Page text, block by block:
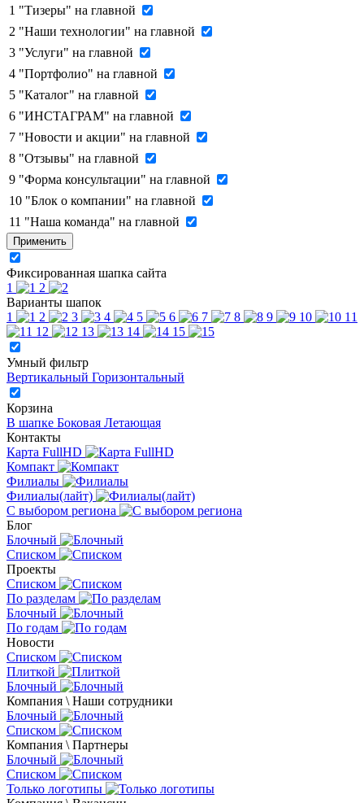
1 "Тизеры" на главной
2 "Наши технологии" на главной
3 "Услуги" на главной
4 "Портфолио" на главной
5 "Каталог" на главной
6 "ИНСТАГРАМ" на главной
7 "Новости и акции" на главной
8 "Отзывы" на главной
9 "Форма консультации" на главной
10 "Блок о компании" на главной
11 "Наша команда" на главной
Применить
Фиксированная шапка сайта
1
2
Варианты шапок
1
2 3 4 5 6 7 8 9 10
11
12
13 14 15
Умный фильтр
Вертикальный Горизонтальный
Корзина
В шапке Боковая Летающая
Контакты
Карта FullHD
Компакт
Филиалы
Филиалы(лайт)
С выбором региона
Блог
Блочный
Списком
Проекты
Списком
По разделам
Блочный
По годам
Новости
Списком
Плиткой
Блочный
Компания \ Наши сотрудники
Блочный
Списком
Компания \ Партнеры
Блочный
Списком
Только логотипы